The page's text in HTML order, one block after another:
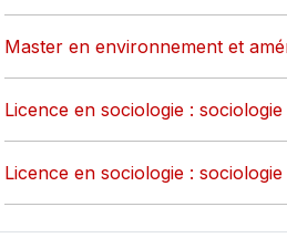
Master en environnement et
Licence en sociologie :
Licence en sociologie :